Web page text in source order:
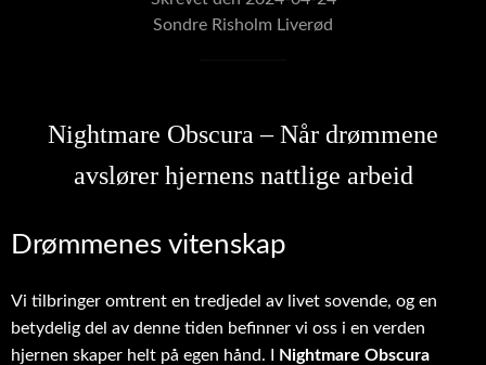
Sondre Risholm Liverød
Nightmare Obscura – Når drømmene
avslører hjernens nattlige arbeid
Drømmenes vitenskap
Vi tilbringer omtrent en tredjedel av livet sovende, og en
betydelig del av denne tiden befinner vi oss i en verden
hjernen skaper helt på egen hånd. I
Nightmare Obscura